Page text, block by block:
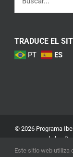
TRADUCE EL
PT ES
© 2026 Programa
de las
Este sitio web utiliza